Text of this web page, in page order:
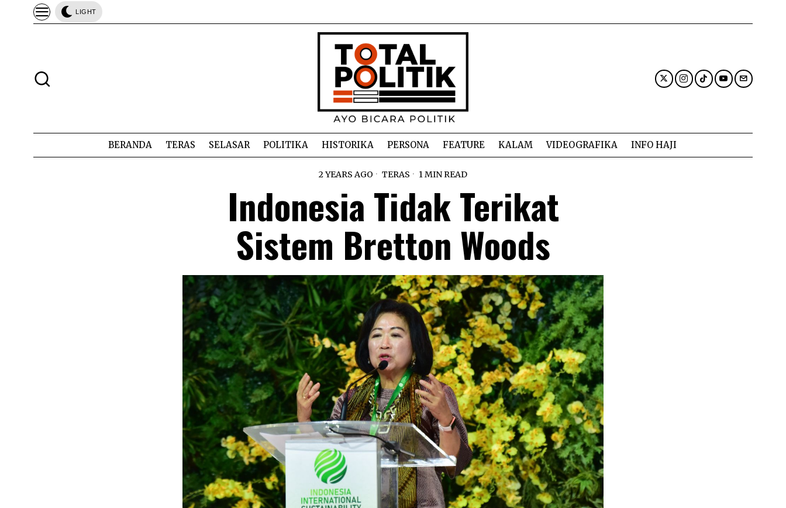
LIGHT
BERANDA TERAS SELASAR POLITIKA HISTORIKA PERSONA FEATURE KALAM VIDEOGRAFIKA INFO HAJI
2 YEARS AGO TERAS 1 MIN READ
Indonesia Tidak Terikat
Sistem Bretton Woods